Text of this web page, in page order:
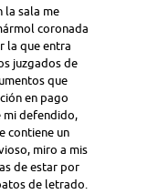
la sala me
coronada
la que entra
juzgados de
que
en pago
mi defendido,
contiene un
miro a mis
de estar por
de letrado.